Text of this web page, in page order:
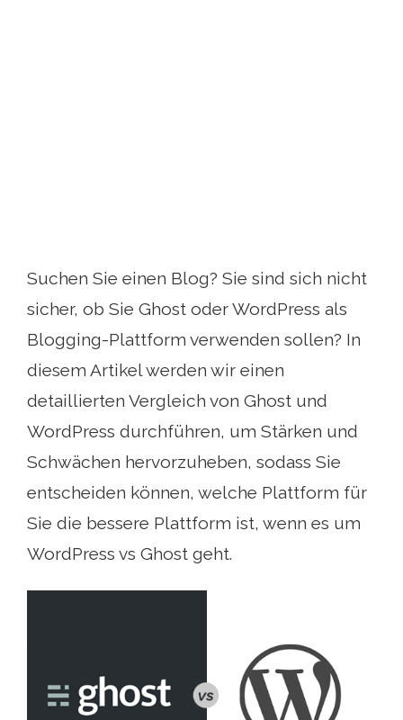
Suchen Sie einen Blog? Sie sind sich nicht
sicher, ob Sie Ghost oder WordPress als
Blogging-Plattform verwenden sollen? In
diesem Artikel werden wir einen
detaillierten Vergleich von Ghost und
WordPress durchführen, um Stärken und
Schwächen hervorzuheben, sodass Sie
entscheiden können, welche Plattform für
Sie die bessere Plattform ist, wenn es um
WordPress vs Ghost geht.